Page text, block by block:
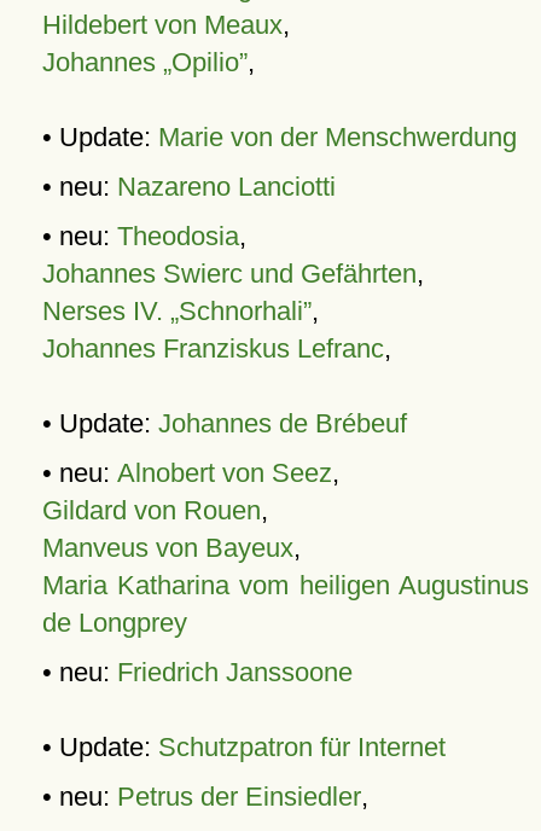
Hildebert von Meaux,
Johannes „Opilio”,
• Update: Marie von der Menschwerdung
• neu: Nazareno Lanciotti
• neu: Theodosia,
Johannes Swierc und Gefährten,
Nerses IV. „Schnorhali”,
Johannes Franziskus Lefranc,
• Update: Johannes de Brébeuf
• neu: Alnobert von Seez,
Gildard von Rouen,
Manveus von Bayeux,
Maria Katharina vom heiligen Augustinus
de Longprey
• neu: Friedrich Janssoone
• Update: Schutzpatron für Internet
• neu: Petrus der Einsiedler,